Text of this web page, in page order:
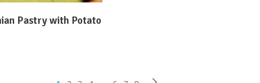
Pastry with Potato